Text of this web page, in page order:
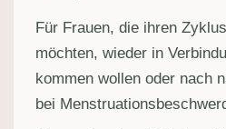
Für Frauen, die ihren
möchten, wieder in
kommen wollen oder nach
bei